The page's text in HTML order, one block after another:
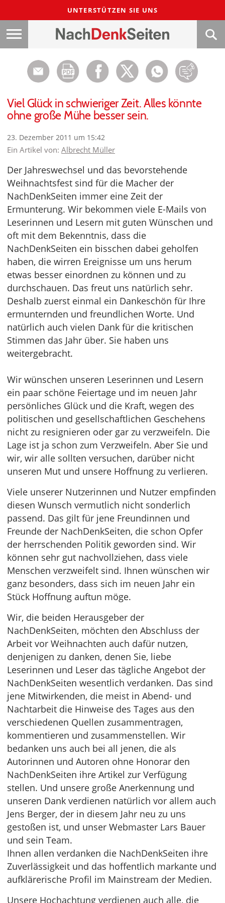
UNTERSTÜTZEN SIE UNS
Viel Glück in schwieriger Zeit. Alles könnte
ohne große Mühe besser sein.
23. Dezember 2011 um 15:42
Ein Artikel von: Albrecht Müller
Der Jahreswechsel und das bevorstehende
Weihnachtsfest sind für die Macher der
NachDenkSeiten immer eine Zeit der
Ermunterung. Wir bekommen viele E-Mails von
Leserinnen und Lesern mit guten Wünschen und
oft mit dem Bekenntnis, dass die
NachDenkSeiten ein bisschen dabei geholfen
haben, die wirren Ereignisse um uns herum
etwas besser einordnen zu können und zu
durchschauen. Das freut uns natürlich sehr.
Deshalb zuerst einmal ein Dankeschön für Ihre
ermunternden und freundlichen Worte. Und
natürlich auch vielen Dank für die kritischen
Stimmen das Jahr über. Sie haben uns
weitergebracht.
Wir wünschen unseren Leserinnen und Lesern
ein paar schöne Feiertage und im neuen Jahr
persönliches Glück und die Kraft, wegen des
politischen und gesellschaftlichen Geschehens
nicht zu resignieren oder gar zu verzweifeln. Die
Lage ist ja schon zum Verzweifeln. Aber Sie und
wir, wir alle sollten versuchen, darüber nicht
unseren Mut und unsere Hoffnung zu verlieren.
Viele unserer Nutzerinnen und Nutzer empfinden
diesen Wunsch vermutlich nicht sonderlich
passend. Das gilt für jene Freundinnen und
Freunde der NachDenkSeiten, die schon Opfer
der herrschenden Politik geworden sind. Wir
können sehr gut nachvollziehen, dass viele
Menschen verzweifelt sind. Ihnen wünschen wir
ganz besonders, dass sich im neuen Jahr ein
Stück Hoffnung auftun möge.
Wir, die beiden Herausgeber der
NachDenkSeiten, möchten den Abschluss der
Arbeit vor Weihnachten auch dafür nutzen,
denjenigen zu danken, denen Sie, liebe
Leserinnen und Leser das tägliche Angebot der
NachDenkSeiten wesentlich verdanken. Das sind
jene Mitwirkenden, die meist in Abend- und
Nachtarbeit die Hinweise des Tages aus den
verschiedenen Quellen zusammentragen,
kommentieren und zusammenstellen. Wir
bedanken uns auch bei all jenen, die als
Autorinnen und Autoren ohne Honorar den
NachDenkSeiten ihre Artikel zur Verfügung
stellen. Und unsere große Anerkennung und
unseren Dank verdienen natürlich vor allem auch
Jens Berger, der in diesem Jahr neu zu uns
gestoßen ist, und unser Webmaster Lars Bauer
und sein Team.
Ihnen allen verdanken die NachDenkSeiten ihre
Zuverlässigkeit und das hoffentlich markante und
aufklärerische Profil im Mainstream der Medien.
Unsere Hochachtung verdienen auch alle, die